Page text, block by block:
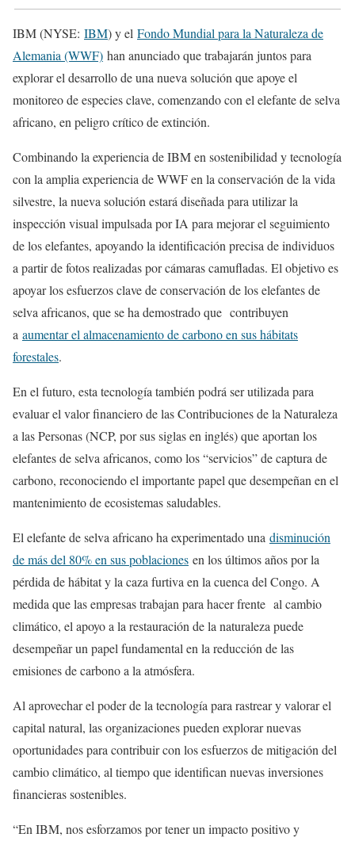
IBM (NYSE: IBM) y el Fondo Mundial para la Naturaleza de
Alemania (WWF) han anunciado que trabajarán juntos para
explorar el desarrollo de una nueva solución que apoye el
monitoreo de especies clave, comenzando con el elefante de selva
africano, en peligro crítico de extinción.
Combinando la experiencia de IBM en sostenibilidad y tecnología
con la amplia experiencia de WWF en la conservación de la vida
silvestre, la nueva solución estará diseñada para utilizar la
inspección visual impulsada por IA para mejorar el seguimiento
de los elefantes, apoyando la identificación precisa de individuos
a partir de fotos realizadas por cámaras camufladas. El objetivo es
apoyar los esfuerzos clave de conservación de los elefantes de
selva africanos, que se ha demostrado que contribuyen
a aumentar el almacenamiento de carbono en sus hábitats
forestales.
En el futuro, esta tecnología también podrá ser utilizada para
evaluar el valor financiero de las Contribuciones de la Naturaleza
a las Personas (NCP, por sus siglas en inglés) que aportan los
elefantes de selva africanos, como los “servicios” de captura de
carbono, reconociendo el importante papel que desempeñan en el
mantenimiento de ecosistemas saludables.
El elefante de selva africano ha experimentado una disminución
de más del 80% en sus poblaciones en los últimos años por la
pérdida de hábitat y la caza furtiva en la cuenca del Congo. A
medida que las empresas trabajan para hacer frente al cambio
climático, el apoyo a la restauración de la naturaleza puede
desempeñar un papel fundamental en la reducción de las
emisiones de carbono a la atmósfera.
Al aprovechar el poder de la tecnología para rastrear y valorar el
capital natural, las organizaciones pueden explorar nuevas
oportunidades para contribuir con los esfuerzos de mitigación del
cambio climático, al tiempo que identifican nuevas inversiones
financieras sostenibles.
“En IBM, nos esforzamos por tener un impacto positivo y